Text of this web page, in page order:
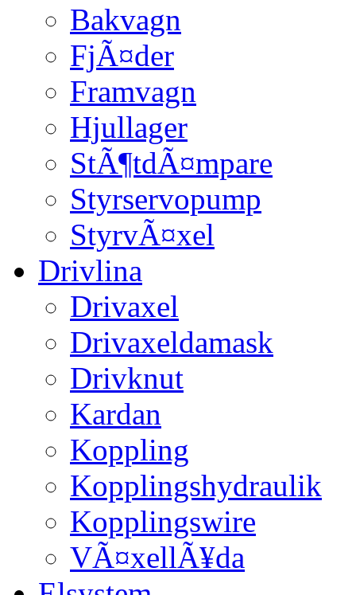
Bakvagn
FjÃ¤der
Framvagn
Hjullager
StÃ¶tdÃ¤mpare
Styrservopump
StyrvÃ¤xel
Drivlina
Drivaxel
Drivaxeldamask
Drivknut
Kardan
Koppling
Kopplingshydraulik
Kopplingswire
VÃ¤xellÃ¥da